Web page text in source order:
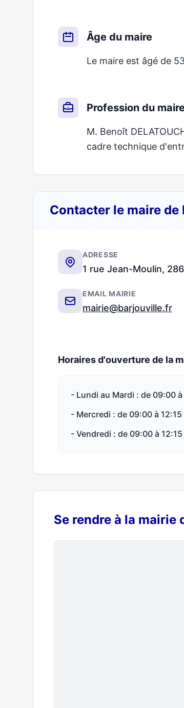
Âge du maire
Le maire est âgé de
Profession du
M. Benoît
cadre technique
Contacter le maire
ADRESSE
1 rue Jean-Moulin,
EMAIL MAIRIE
mairie@barjouville.fr
Horaires d'ouverture de la
- Lundi au Mardi : de 09:00
- Mercredi : de 09:00 à 12:15
- Vendredi : de 09:00 à
Se rendre à la mairie